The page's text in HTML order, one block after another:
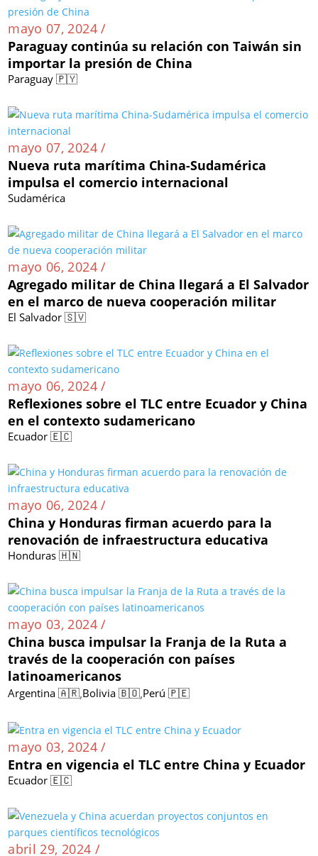
mayo 07, 2024 /
Paraguay continúa su relación con Taiwán sin
importar la presión de China
Paraguay 🇵🇾
mayo 07, 2024 /
Nueva ruta marítima China-Sudamérica
impulsa el comercio internacional
Sudamérica
mayo 06, 2024 /
Agregado militar de China llegará a El Salvador
en el marco de nueva cooperación militar
El Salvador 🇸🇻
mayo 06, 2024 /
Reflexiones sobre el TLC entre Ecuador y China
en el contexto sudamericano
Ecuador 🇪🇨
mayo 06, 2024 /
China y Honduras firman acuerdo para la
renovación de infraestructura educativa
Honduras 🇭🇳
mayo 03, 2024 /
China busca impulsar la Franja de la Ruta a
través de la cooperación con países
latinoamericanos
Argentina 🇦🇷,Bolivia 🇧🇴,Perú 🇵🇪
mayo 03, 2024 /
Entra en vigencia el TLC entre China y Ecuador
Ecuador 🇪🇨
abril 29, 2024 /